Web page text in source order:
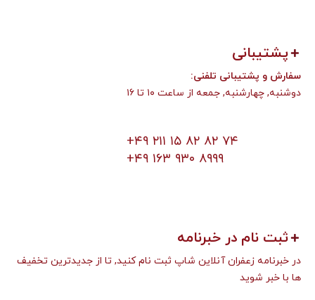
پشتیبانی
:سفارش و پشتیبانی تلفنی
دوشنبه, چهارشنبه, جمعه از ساعت ۱۰ تا ۱۶
+۴۹ ۲۱۱ ۱۵ ۸۲ ۸۲ ۷۴
+۴۹ ۱۶۳ ۹۳۰ ۸۹۹۹
ثبت نام در خبرنامه
در خبرنامه زعفران آنلاین شاپ ثبت نام کنید, تا از جدیدترین تخفیف
ها با خبر شوید